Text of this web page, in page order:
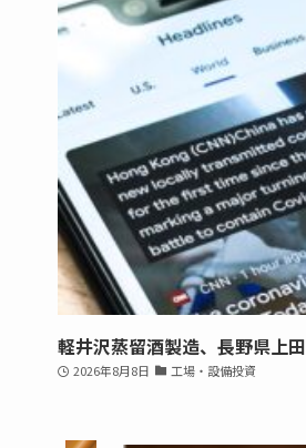
軽井沢蒸留酒製造、長野県上
2026年8月8日 工場・設備投資